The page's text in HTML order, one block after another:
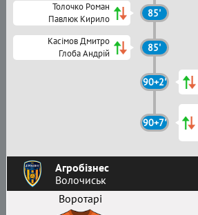
Агробізнес
Волочиськ
Воротарі
Толочко Роман
Павлюк Кирило
85'
Касімов Дмитро
Глоба Андрій
85'
90+2'
90+7'